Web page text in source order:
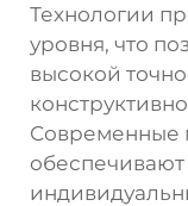
Технологии
уровня, что
высокой
Современные